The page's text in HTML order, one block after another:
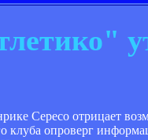
Сересо отрицает
клуба опроверг